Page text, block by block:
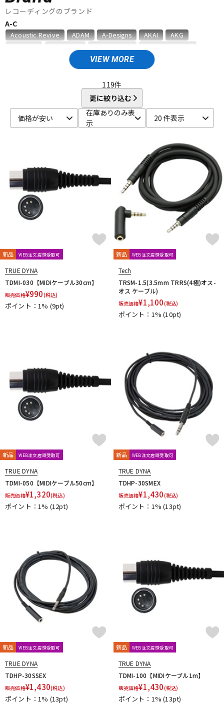
アンプ エフェクター
DTM
DTM オンライン納品
ヴィンテージ
レコーディングのブランド
VIEW MORE
A-C
Acoustic Revive ADAM A-Designs AKAI
AKG
ART ARTRIG
audio-technica AUDIX AURATONE
BEHRINGER
Brauner
Bricasti Design
CANARE
CaTeFo Chandler Coil Audio
Conisis
Cranborne Audio
CROXS CURRENT CUSTOM TRY
DENON Professional
DRAWMER
DYNAUDIO PRO
EARTHWORKS
Ehrlund Microphone
Electro Harmonix
Electro Voice
elysia
Empirical Labs ENHANCED AUDIO
ESI
EVE Audio
Fischer Amps
FMR AUDIO
Focusrite FOSTEX
Free The Tone
G_2Systems
GATOR Frameworks
Groove Tubes
HEADREC
HEDD
HEiL SOUND
Heritage Audio
HUMPBACK ENGINEERING
IGS Audio
IK Multimedia
Ikebe Original
ISO ACOUSTICS
ISOVOX
L-O
Lauten Audio LEWITT Lexicon Line6
maag audio
marantz Professional
Marshall
M-AUDIO
Mee audio
MIDAS
MISTRAL
MOGAMI
Monkey Banana
MONSTER CABLE
Morton Microphone Systems
MUTEC
MUZEN Noah’sark
Nothing
OHASHI
onso
P-S
Palmer PEAVEY PhoenixAudio
PHONON
Pioneer DJ
Placid Audio PMC
PreSonus
reloop
reProducer Audio
Roger Mayer
Roland Ronk Japan
Roswell Pro Audio
RoyerLabs
RUPERT NEVE DESIGNS
Rycote
Samar Audio Design
sanken SANWA SUPPLY
sE Electronics
Seide
SENNHEISER
Shadow Hills Industries
SHINYA’S STUDIO
SLR Studios
SONY
SPL
STAY
STEDMAN Steven Slate Audio Superlux
Sym・Proceed
T-Z
TAKACHI TAMA TASCAM
tc electronic
TC helicon
Tech Teenage Engineering
TELEFUNKEN
119件
更に絞り込む
価格が安い
在庫ありのみ表
示
20 件表示
新品 WEB注文店頭受取可
TRUE DYNA
TDMI-030【MIDIケーブル30cm】
販売価格¥990(税込)
ポイント：1% (9pt)
新品 WEB注文店頭受取可
Tech
TRSM-1.5(3.5mm TRRS(4極)オス-
オス ケーブル)
販売価格¥1,100(税込)
ポイント：1%(10pt)
新品 WEB注文店頭受取可
TRUE DYNA
TDMI-050【MIDIケーブル50cm】
販売価格¥1,320(税込)
ポイント：1% (12pt)
新品 WEB注文店頭受取可
TRUE DYNA
TDHP-30SMEX
販売価格¥1,430(税込)
ポイント：1%(13pt)
新品 WEB注文店頭受取可
TRUE DYNA
TDHP-30SSEX
販売価格¥1,430(税込)
ポイント：1% (13pt)
新品 WEB注文店頭受取可
TRUE DYNA
TDMI-100【MIDIケーブル1m】
販売価格¥1,430(税込)
ポイント：1%(13pt)